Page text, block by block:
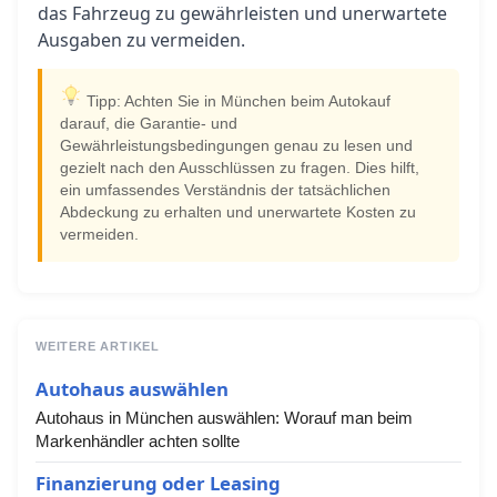
das Fahrzeug zu gewährleisten und unerwartete
Ausgaben zu vermeiden.
Tipp: Achten Sie in München beim Autokauf
darauf, die Garantie- und
Gewährleistungsbedingungen genau zu lesen und
gezielt nach den Ausschlüssen zu fragen. Dies hilft,
ein umfassendes Verständnis der tatsächlichen
Abdeckung zu erhalten und unerwartete Kosten zu
vermeiden.
WEITERE ARTIKEL
Autohaus auswählen
Autohaus in München auswählen: Worauf man beim
Markenhändler achten sollte
Finanzierung oder Leasing